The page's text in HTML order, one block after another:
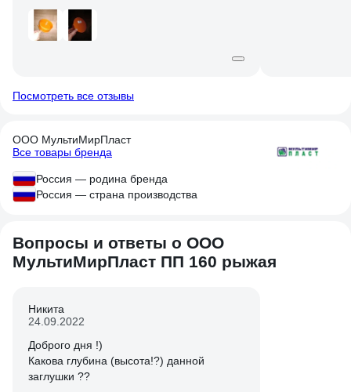
Посмотреть все отзывы
ООО МультиМирПласт
Все товары бренда
Россия — родина бренда
Россия — страна производства
Вопросы и ответы о ООО
МультиМирПласт ПП 160 рыжая
Никита
24.09.2022
Доброго дня !)
Какова глубина (высота!?) данной
заглушки ??